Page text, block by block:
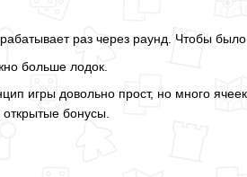
раз через раунд. Чтобы
больше лодок.
игры довольно прост, но много
бонусы.